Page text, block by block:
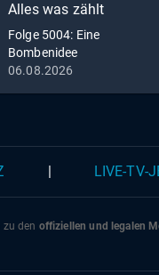
Alles was zählt
Folge 5004: Eine
Bombenidee
06.08.2026
LIVE-TV-
den offiziellen und legalen